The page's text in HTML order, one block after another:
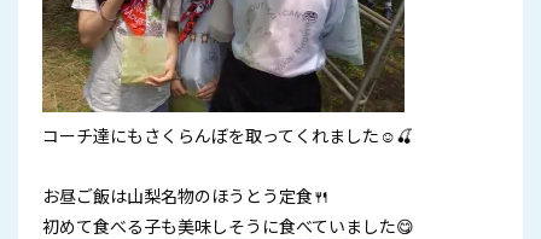
コーチ達にもさくらんぼを取ってくれました☺🍒
お昼ご飯は山梨名物のほうとう定食🍴
初めて食べる子も美味しそうに食べていました😋